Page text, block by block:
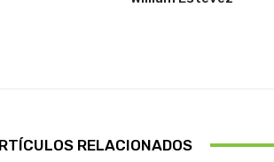
RELACIONADOS